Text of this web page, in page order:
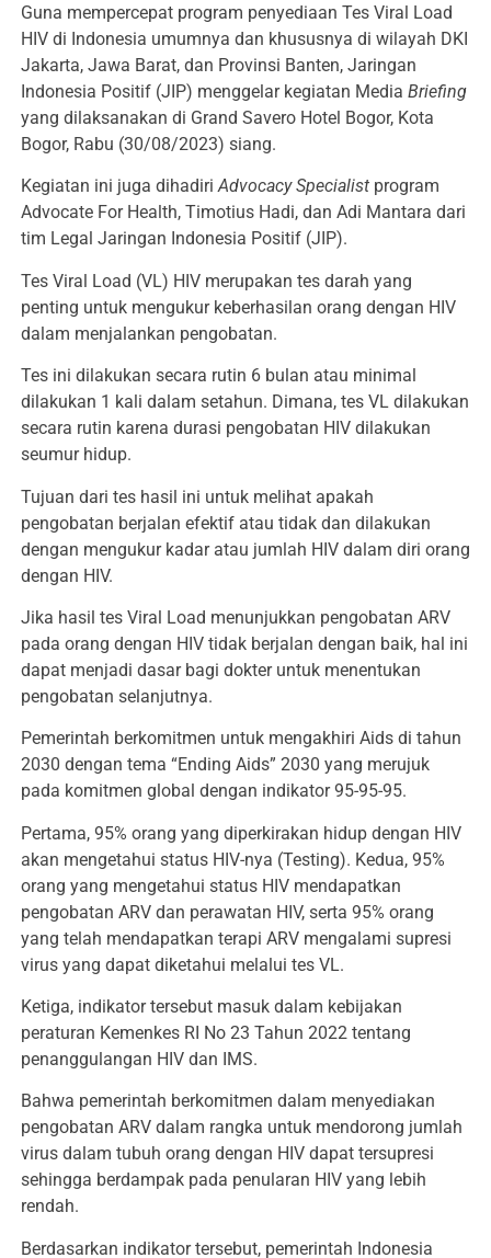
Guna mempercepat program penyediaan Tes Viral Load
HIV di Indonesia umumnya dan khususnya di wilayah DKI
Jakarta, Jawa Barat, dan Provinsi Banten, Jaringan
Indonesia Positif (JIP) menggelar kegiatan Media Briefing
yang dilaksanakan di Grand Savero Hotel Bogor, Kota
Bogor, Rabu (30/08/2023) siang.
Kegiatan ini juga dihadiriAdvocacy Specialist program
Advocate For Health, Timotius Hadi, dan Adi Mantara dari
tim Legal Jaringan Indonesia Positif (JIP).
Tes Viral Load (VL) HIV merupakan tes darah yang
penting untuk mengukur keberhasilan orang dengan HIV
dalam menjalankan pengobatan.
Tes ini dilakukan secara rutin 6 bulan atau minimal
dilakukan 1 kali dalam setahun. Dimana, tes VL dilakukan
secara rutin karena durasi pengobatan HIV dilakukan
seumur hidup.
Tujuan dari tes hasil ini untuk melihat apakah
pengobatan berjalan efektif atau tidak dan dilakukan
dengan mengukur kadar atau jumlah HIV dalam diri orang
dengan HIV.
Jika hasil tes Viral Load menunjukkan pengobatan ARV
pada orang dengan HIV tidak berjalan dengan baik, hal ini
dapat menjadi dasar bagi dokter untuk menentukan
pengobatan selanjutnya.
Pemerintah berkomitmen untuk mengakhiri Aids di tahun
2030 dengan tema “Ending Aids” 2030 yang merujuk
pada komitmen global dengan indikator 95-95-95.
Pertama, 95% orang yang diperkirakan hidup dengan HIV
akan mengetahui status HIV-nya (Testing). Kedua, 95%
orang yang mengetahui status HIV mendapatkan
pengobatan ARV dan perawatan HIV, serta 95% orang
yang telah mendapatkan terapi ARV mengalami supresi
virus yang dapat diketahui melalui tes VL.
Ketiga, indikator tersebut masuk dalam kebijakan
peraturan Kemenkes RI No 23 Tahun 2022 tentang
penanggulangan HIV dan IMS.
Bahwa pemerintah berkomitmen dalam menyediakan
pengobatan ARV dalam rangka untuk mendorong jumlah
virus dalam tubuh orang dengan HIV dapat tersupresi
sehingga berdampak pada penularan HIV yang lebih
rendah.
Berdasarkan indikator tersebut, pemerintah Indonesia